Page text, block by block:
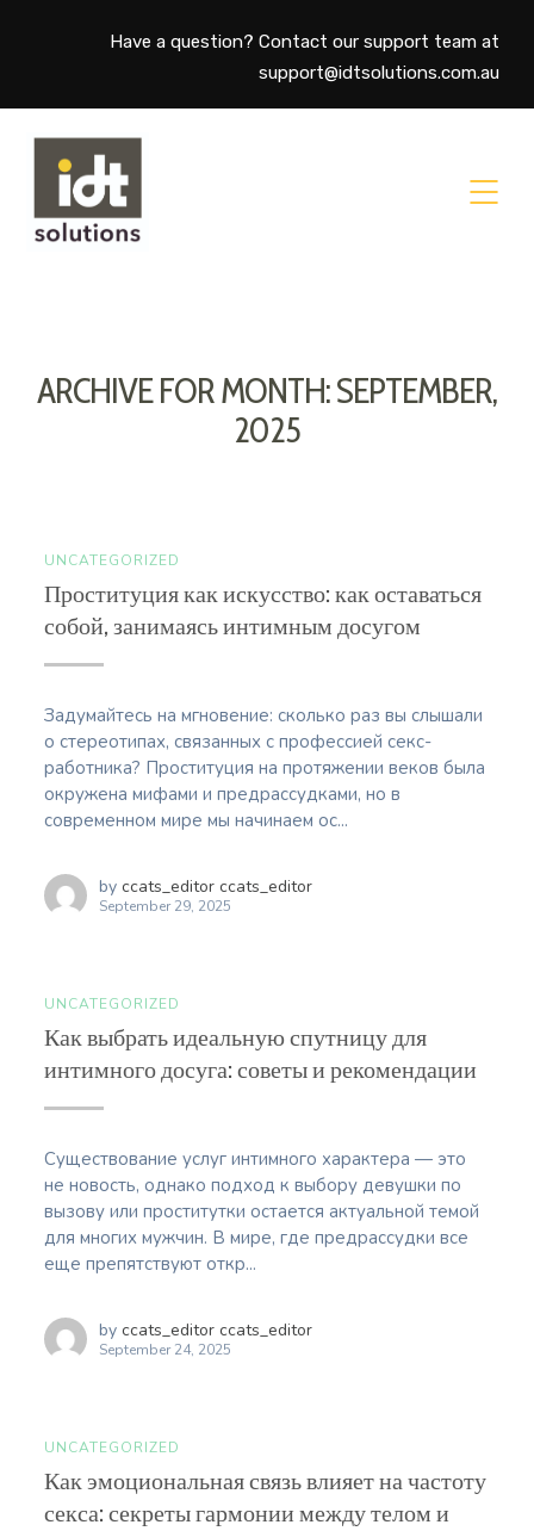
Have a question? Contact our support team at
support@idtsolutions.com.au
ARCHIVE FOR MONTH: SEPTEMBER,
2025
UNCATEGORIZED
Проституция как искусство: как оставаться
собой, занимаясь интимным досугом
Задумайтесь на мгновение: сколько раз вы слышали
о стереотипах, связанных с профессией секс-
работника? Проституция на протяжении веков была
окружена мифами и предрассудками, но в
современном мире мы начинаем ос...
by ccats_editor ccats_editor
September 29, 2025
UNCATEGORIZED
Как выбрать идеальную спутницу для
интимного досуга: советы и рекомендации
Существование услуг интимного характера — это
не новость, однако подход к выбору девушки по
вызову или проститутки остается актуальной темой
для многих мужчин. В мире, где предрассудки все
еще препятствуют откр...
by ccats_editor ccats_editor
September 24, 2025
UNCATEGORIZED
Как эмоциональная связь влияет на частоту
секса: секреты гармонии между телом и